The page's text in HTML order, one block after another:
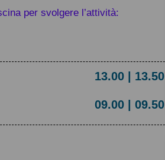
per svolgere l’attività:
13.00 | 13.50
09.00 | 09.50